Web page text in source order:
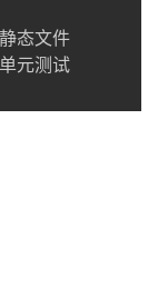
文件
测试